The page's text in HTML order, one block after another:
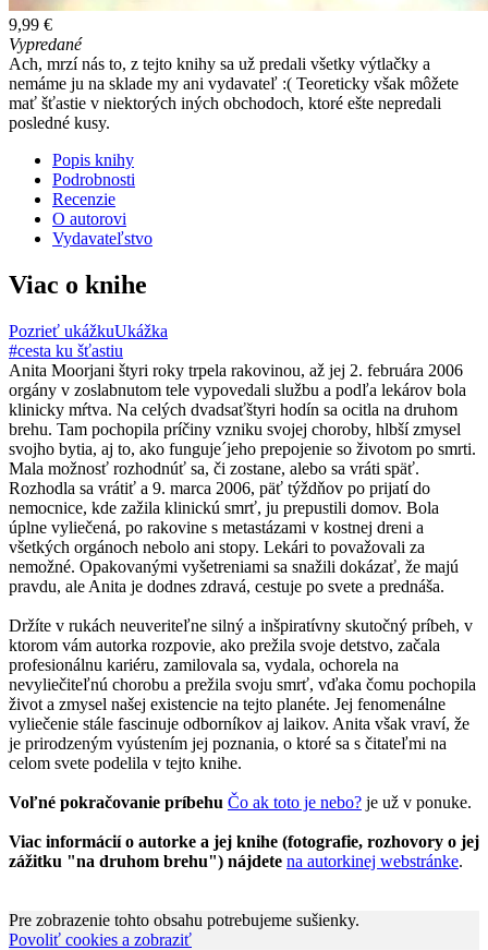
9,99 €
Vypredané
Ach, mrzí nás to, z tejto knihy sa už predali všetky výtlačky a
nemáme ju na sklade my ani vydavateľ :( Teoreticky však môžete
mať šťastie v niektorých iných obchodoch, ktoré ešte nepredali
posledné kusy.
Popis knihy
Podrobnosti
Recenzie
O autorovi
Vydavateľstvo
Viac o knihe
Pozrieť ukážkuUkážka
#cesta ku šťastiu
Anita Moorjani štyri roky trpela rakovinou, až jej 2. februára 2006
orgány v zoslabnutom tele vypovedali službu a podľa lekárov bola
klinicky mŕtva. Na celých dvadsaťštyri hodín sa ocitla na druhom
brehu. Tam pochopila príčiny vzniku svojej choroby, hlbší zmysel
svojho bytia, aj to, ako funguje´jeho prepojenie so životom po smrti.
Mala možnosť rozhodnúť sa, či zostane, alebo sa vráti späť.
Rozhodla sa vrátiť a 9. marca 2006, päť týždňov po prijatí do
nemocnice, kde zažila klinickú smrť, ju prepustili domov. Bola
úplne vyliečená, po rakovine s metastázami v kostnej dreni a
všetkých orgánoch nebolo ani stopy. Lekári to považovali za
nemožné. Opakovanými vyšetreniami sa snažili dokázať, že majú
pravdu, ale Anita je dodnes zdravá, cestuje po svete a prednáša.
Držíte v rukách neuveriteľne silný a inšpiratívny skutočný príbeh, v
ktorom vám autorka rozpovie, ako prežila svoje detstvo, začala
profesionálnu kariéru, zamilovala sa, vydala, ochorela na
nevyliečiteľnú chorobu a prežila svoju smrť, vďaka čomu pochopila
život a zmysel našej existencie na tejto planéte. Jej fenomenálne
vyliečenie stále fascinuje odborníkov aj laikov. Anita však vraví, že
je prirodzeným vyústením jej poznania, o ktoré sa s čitateľmi na
celom svete podelila v tejto knihe.
Voľné pokračovanie príbehu Čo ak toto je nebo? je už v ponuke.
Viac informácií o autorke a jej knihe (fotografie, rozhovory o jej
zážitku "na druhom brehu") nájdete na autorkinej webstránke.
Pre zobrazenie tohto obsahu potrebujeme sušienky.
Povoliť cookies a zobraziť